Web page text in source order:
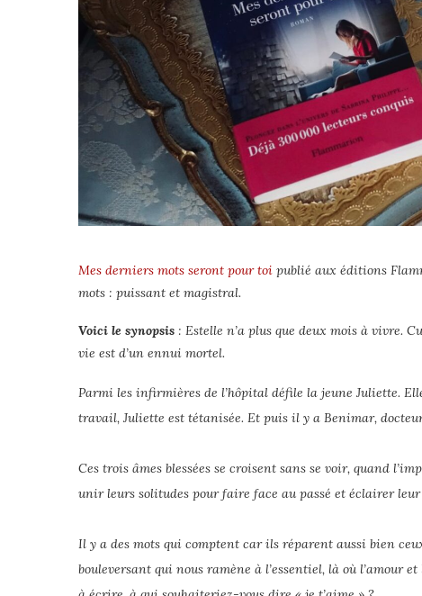
Mes derniers mots seront pour toi publié aux éditions
mots : puissant et magistral.
Voici le synopsis : Estelle n’a plus que deux mois à vivre.
vie est d’un ennui mortel.
Parmi les infirmières de l’hôpital défile la jeune Juliette.
travail, Juliette est tétanisée. Et puis il y a Benimar,
Ces trois âmes blessées se croisent sans se voir, quand
unir leurs solitudes pour faire face au passé et éclairer
Il y a des mots qui comptent car ils réparent aussi bien
bouleversant qui nous ramène à l’essentiel, là où l’amour